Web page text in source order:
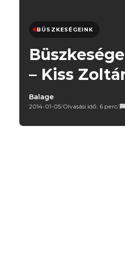
BÜSZKESÉGEINK
– Kiss
Balage
2014-01-05/Olvasási idő: 6 perc/